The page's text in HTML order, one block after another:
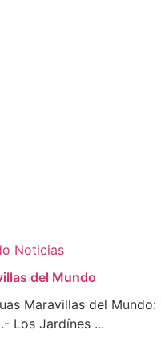
Noticias
del Mundo
Maravillas del Mundo:
Los Jardínes ...